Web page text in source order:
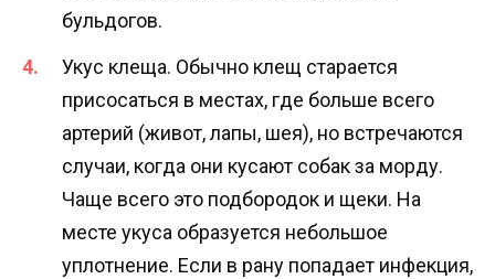
бульдогов.
Укус клеща. Обычно клещ старается
присосаться в местах, где больше всего
артерий (живот, лапы, шея), но встречаются
случаи, когда они кусают собак за морду.
Чаще всего это подбородок и щеки. На
месте укуса образуется небольшое
уплотнение. Если в рану попадает инфекция,